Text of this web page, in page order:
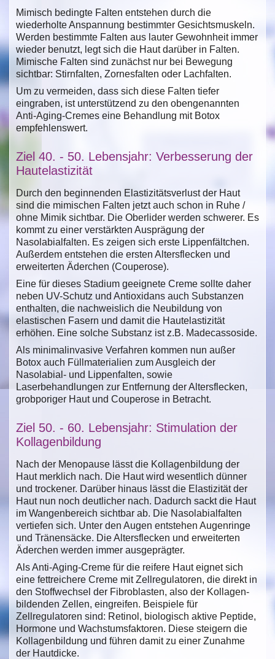
Mimisch bedingte Falten entstehen durch die
wiederholte Anspannung bestimmter Gesichtsmuskeln.
Werden bestimmte Falten aus lauter Gewohnheit immer
wieder benutzt, legt sich die Haut darüber in Falten.
Mimische Falten sind zunächst nur bei Bewegung
sichtbar: Stirnfalten, Zornesfalten oder Lachfalten.
Um zu vermeiden, dass sich diese Falten tiefer
eingraben, ist unterstützend zu den obengenannten
Anti-Aging-Cremes eine Behandlung mit Botox
empfehlenswert.
Ziel 40. - 50. Lebensjahr: Verbesserung der
Hautelastizität
Durch den beginnenden Elastizitätsverlust der Haut
sind die mimischen Falten jetzt auch schon in Ruhe /
ohne Mimik sichtbar. Die Oberlider werden schwerer. Es
kommt zu einer verstärkten Ausprägung der
Nasolabialfalten. Es zeigen sich erste Lippenfältchen.
Außerdem entstehen die ersten Altersflecken und
erweiterten Äderchen (Couperose).
Eine für dieses Stadium geeignete Creme sollte daher
neben UV-Schutz und Antioxidans auch Substanzen
enthalten, die nachweislich die Neubildung von
elastischen Fasern und damit die Hautelastizität
erhöhen. Eine solche Substanz ist z.B. Madecassoside.
Als minimalinvasive Verfahren kommen nun außer
Botox auch Füllmaterialien zum Ausgleich der
Nasolabial- und Lippenfalten, sowie
Laserbehandlungen zur Entfernung der Altersflecken,
grobporiger Haut und Couperose in Betracht.
Ziel 50. - 60. Lebensjahr: Stimulation der
Kollagenbildung
Nach der Menopause lässt die Kollagenbildung der
Haut merklich nach. Die Haut wird wesentlich dünner
und trockener. Darüber hinaus lässt die Elastizität der
Haut nun noch deutlicher nach. Dadurch sackt die Haut
im Wangenbereich sichtbar ab. Die Nasolabialfalten
vertiefen sich. Unter den Augen entstehen Augenringe
und Tränensäcke. Die Altersflecken und erweiterten
Äderchen werden immer ausgeprägter.
Als Anti-Aging-Creme für die reifere Haut eignet sich
eine fettreichere Creme mit Zellregulatoren, die direkt in
den Stoffwechsel der Fibroblasten, also der Kollagen-
bildenden Zellen, eingreifen. Beispiele für
Zellregulatoren sind: Retinol, biologisch aktive Peptide,
Hormone und Wachstumsfaktoren. Diese steigern die
Kollagenbildung und führen damit zu einer Zunahme
der Hautdicke.